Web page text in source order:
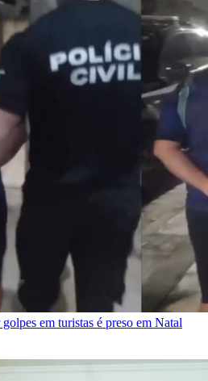
em turistas é preso em Natal